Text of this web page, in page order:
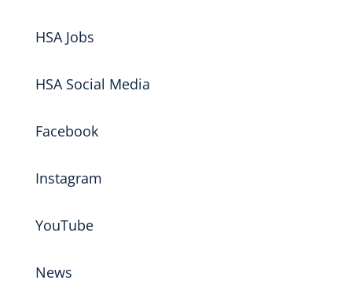
HSA Jobs
HSA Social Media
Facebook
Instagram
YouTube
News